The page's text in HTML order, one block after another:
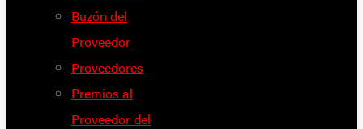
Buzón del
Proveedor
Proveedores
Premios al
Proveedor del